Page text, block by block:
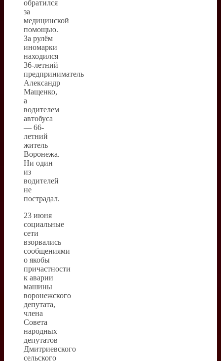
обратился
за
медицинской
помощью.
За рулём
иномарки
находился
36-летний
предприниматель
Александр
Мащенко,
а
водителем
автобуса
— 66-
летний
житель
Воронежа.
Ни один
из
водителей
не
пострадал.
23 июня
социальные
сети
взорвались
сообщениями
о якобы
причастности
к аварии
машины
воронежского
депутата,
члена
Совета
народных
депутатов
Дмитриевского
сельского